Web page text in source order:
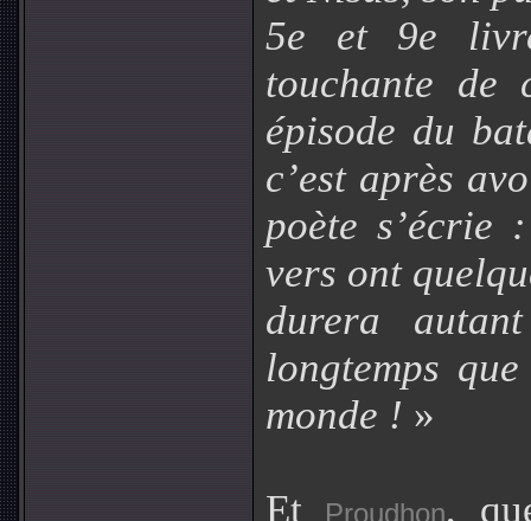
5e et 9e
touchante
épisode du
c’est après
poète s’écrie
vers ont
durera
longtemps
monde ! »
Et Proudhon,